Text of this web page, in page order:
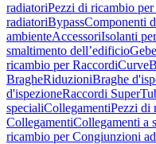
radiatoriPezzi di ricambio
radiatoriBypassComponenti
ambienteAccessoriIsolanti
smaltimento dell’edificio
ricambio per RaccordiCurve
BragheRiduzioniBraghe
d'ispezioneRaccordi
specialiCollegamentiPezzi di
CollegamentiCollegamenti a
ricambio per Congiunzioni